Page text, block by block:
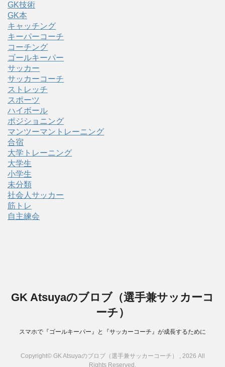
GK技術
GK本
キャッチング
キーパーコーチ
コーチング
ゴールキーパー
サッカー
サッカーコーチ
ストレッチ
スポーツ
ハイボール
ポジショニング
マンツーマントレーニング
合宿
大学トレーニング
大学生
小学生
未分類
社会人サッカー
筋トレ
自主練会
GK Atsuyaのブロブ（選手兼サッカーコ
ーチ）
スマホで『ゴールキーパー』と『サッカーコーチ』が成長するために
Copyright© GK Atsuyaのブロブ（選手兼サッカーコーチ） , 2026 All
Rights Reserved.